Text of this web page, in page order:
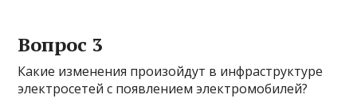
Вопрос 3
Какие изменения произойдут в инфраструктуре
электросетей с появлением электромобилей?